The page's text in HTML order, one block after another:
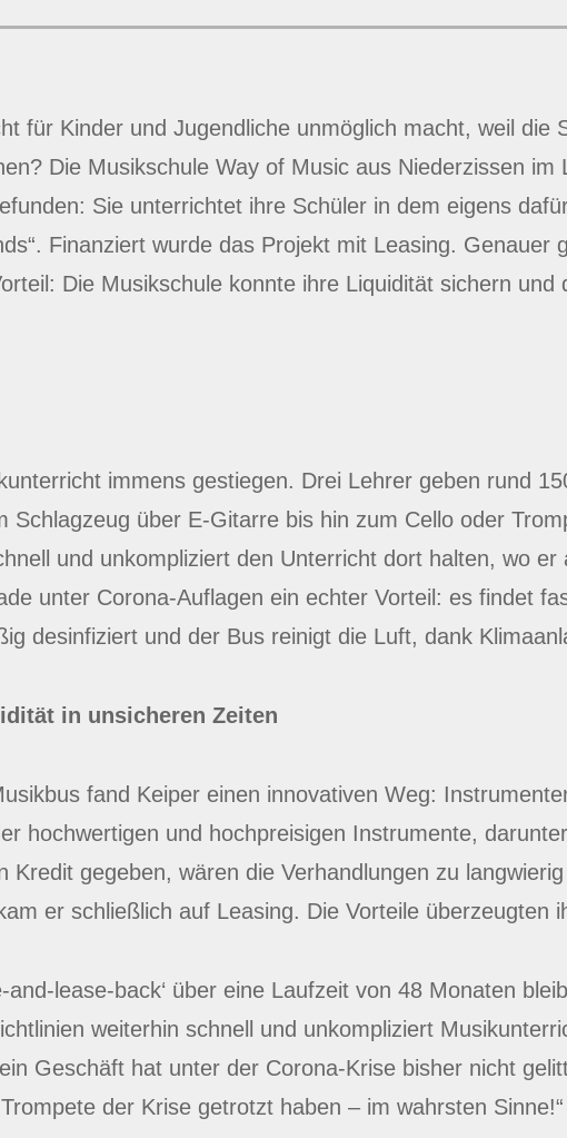
für Kinder und Jugendliche unmöglich macht, weil die
Die Musikschule Way of Music aus Niederzissen im
Sie unterrichtet ihre Schüler in dem eigens
Finanziert wurde das Projekt mit Leasing. Genauer
Die Musikschule konnte ihre Liquidität sichern und
immens gestiegen. Drei Lehrer geben rund
über E-Gitarre bis hin zum Cello oder
und unkompliziert den Unterricht dort halten, wo er
unter Corona-Auflagen ein echter Vorteil: es findet
desinfiziert und der Bus reinigt die Luft, dank
in unsicheren Zeiten
fand Keiper einen innovativen Weg:
hochwertigen und hochpreisigen Instrumente,
gegeben, wären die Verhandlungen zu langwierig
er schließlich auf Leasing. Die Vorteile überzeugten
lease-back‘ über eine Laufzeit von 48 Monaten
weiterhin schnell und unkompliziert
Geschäft hat unter der Corona-Krise bisher nicht
der Krise getrotzt haben – im wahrsten Sinne!“